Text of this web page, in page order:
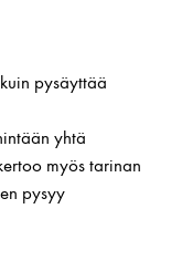
pysäyttää
yhtä
myös tarinan
pysyy